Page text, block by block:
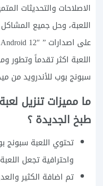
الاصلاحات والتحديثات
اللعبة، وحل جميع
اللعبة اكثر تقدماً وتطور
سبونج بوب للأندرويد من
ما مميزات تنزيل
طبخ الجديدة ؟
تحتوي اللعبة سبونج
واحترافية تجعل
تم اضافة الكثير